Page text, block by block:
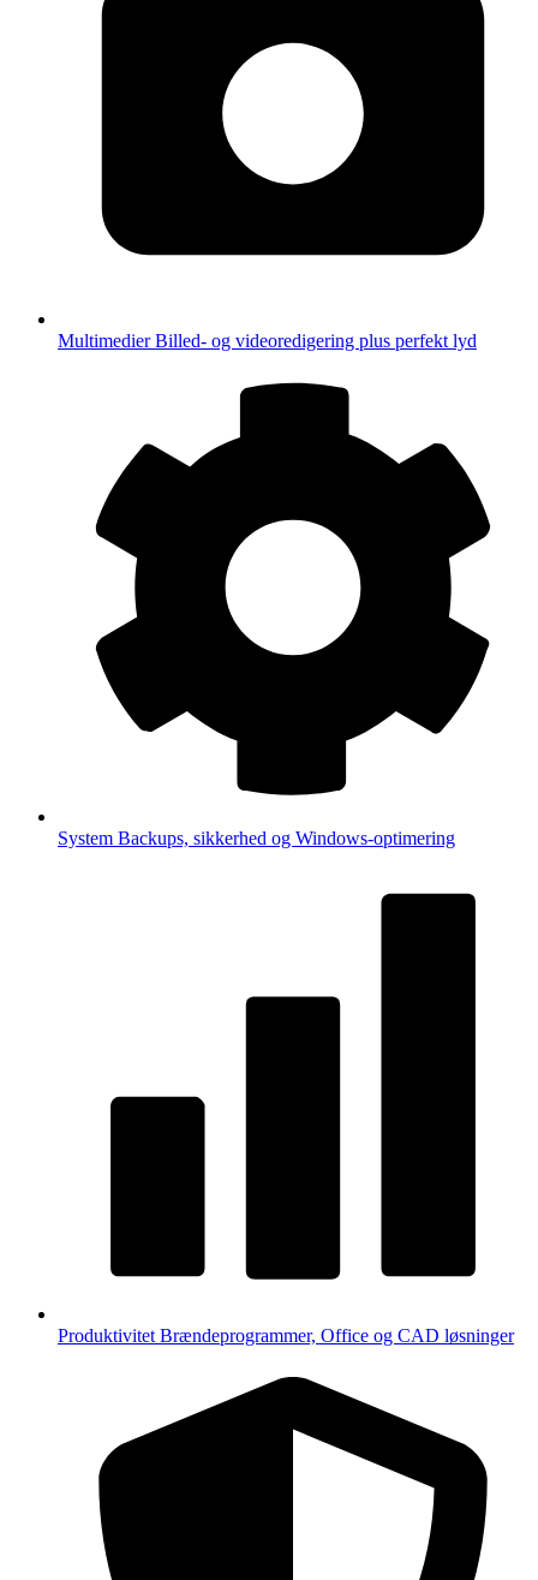
MultimedierBilled- og videoredigering plus perfekt lyd
System Backups, sikkerhed og Windows-optimering
Produktivitet Brændeprogrammer, Office og CAD løsninger